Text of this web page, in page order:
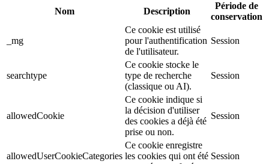
Nom Description
Période de
conservation
_mg
Ce cookie est utilisé
pour l'authentification
de l'utilisateur.
Session
searchtype
Ce cookie stocke le
type de recherche
(classique ou AI).
Session
allowedCookie
Ce cookie indique si
la décision d'utiliser
des cookies a déjà été
prise ou non.
Session
allowedUserCookieCategories
Ce cookie enregistre
les cookies qui ont été Session